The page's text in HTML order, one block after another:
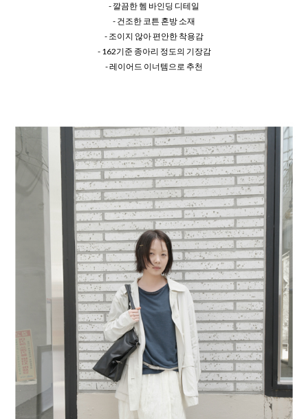
- 깔끔한 헴 바인딩 디테일
- 건조한 코튼 혼방 소재
- 조이지 않아 편안한 착용감
- 162기준 종아리 정도의 기장감
- 레이어드 이너템으로 추천